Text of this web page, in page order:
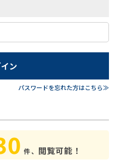
ン
パスワードを忘れた方はこちら≫
件、 閲覧可能！